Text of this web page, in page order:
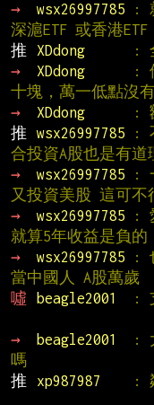
→
wsx26997785
:
深滬ETF 或香港ETF
推
XDdong :
→
XDdong
:
十塊，萬一低點沒
→
XDdong :
推
wsx26997785
:
合投資A股也是有道
→
wsx26997785
:
又投資美股 這可不
→
wsx26997785
:
就算5年收益是負的
→
wsx26997785
:
當中國人 A股萬歲
噓
beagle2001
:
→
beagle2001
:
嗎
推
xp987987
: